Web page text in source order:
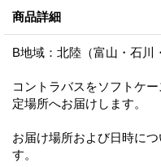
商品詳細
B地域：北陸（富山・石川
コントラバスをソフトケ
定場所へお届けします。
お届け場所および日時に
す。